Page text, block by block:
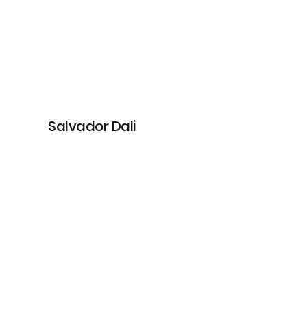
Salvador Dali